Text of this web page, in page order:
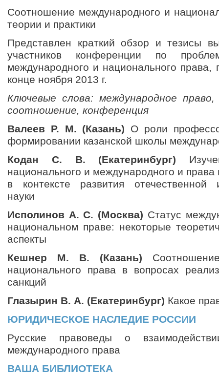
Соотношение международного и
теории и практики
Представлен краткий обзор и тезисы
участников конференции по
международного и национального
конце ноября 2013 г.
Ключевые слова: международное право,
соотношение, конференция
Валеев Р. М. (Казань) О роли
формировании казанской школы
Кодан С. В. (Екатеринбург)
национального и международного и
в контексте развития отечественной
науки
Исполинов А. С. (Москва) Статус
национальном праве: некоторые
аспекты
Кешнер М. В. (Казань)
национального права в вопросах
санкций
Глазырин В. А. (Екатеринбург) Какое
ЮРИДИЧЕСКОЕ НАСЛЕДИЕ РОССИИ
Русские правоведы о
международного права
ВАША БИБЛИОТЕКА